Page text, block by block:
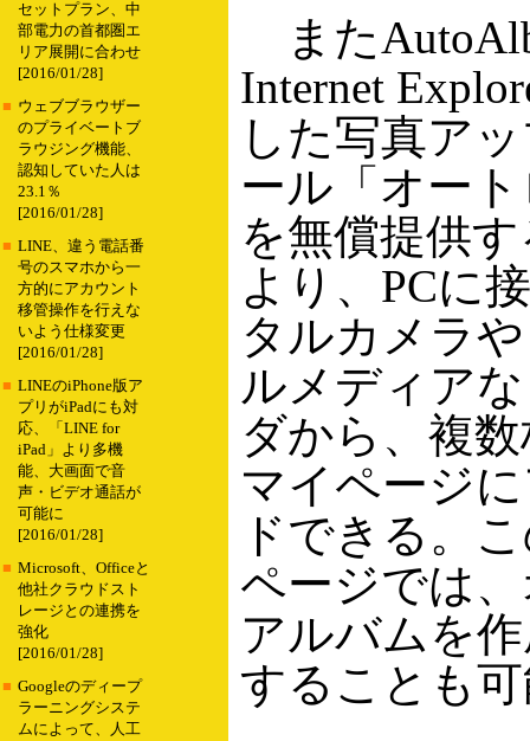
セットプラン、中
部電力の首都圏エ
リア展開に合わせ
[2016/01/28]
■ ウェブブラウザー
のプライベートブ
ラウジング機能、
認知していた人は
23.1％
[2016/01/28]
■ LINE、違う電話番
号のスマホから一
方的にアカウント
移管操作を行えな
いよう仕様変更
[2016/01/28]
■ LINEのiPhone版ア
プリがiPadにも対
応、「LINE for
iPad」より多機
能、大画面で音
声・ビデオ通話が
可能に
[2016/01/28]
■ Microsoft、Officeと
他社クラウドスト
レージとの連携を
強化
[2016/01/28]
■ Googleのディープ
ラーニングシステ
ムによって、人工
また
Internet
した写真ア
ール「オー
を無償提供
より、PCに
タルカメラ
ルメディア
ダから、複
マイページ
ドできる。
ページでは
アルバムを
することも